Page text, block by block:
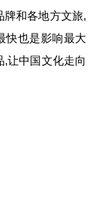
牌和各地方文旅,
快也是影响最大
,让中国文化走向